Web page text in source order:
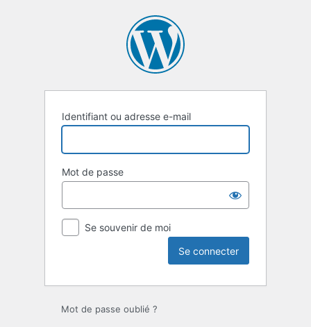
Identifiant ou adresse e-mail
Mot de passe
Se souvenir de moi
Mot de passe oublié ?